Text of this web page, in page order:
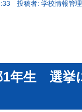
投稿者: 学校情報管
1年生 選挙